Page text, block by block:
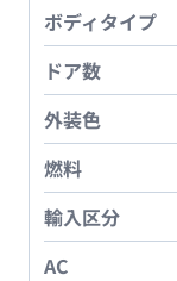
ボディタイプ
ドア数
外装色
燃料
輸入区分
AC